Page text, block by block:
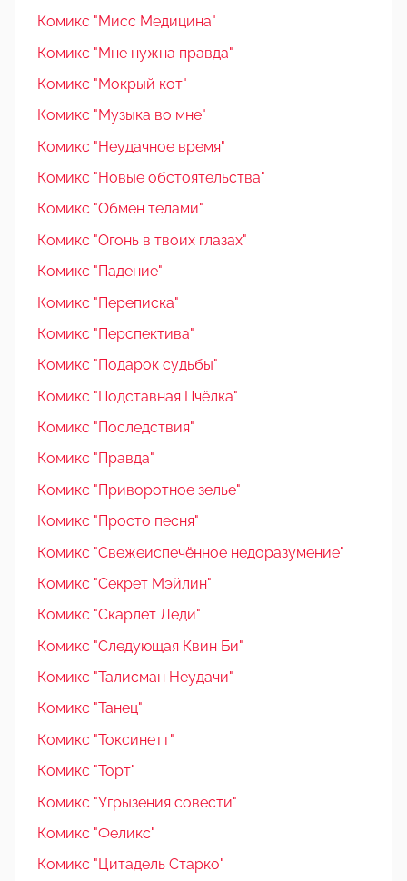
Комикс "Мисс Медицина"
Комикс "Мне нужна правда"
Комикс "Мокрый кот"
Комикс "Музыка во мне"
Комикс "Неудачное время"
Комикс "Новые обстоятельства"
Комикс "Обмен телами"
Комикс "Огонь в твоих глазах"
Комикс "Падение"
Комикс "Переписка"
Комикс "Перспектива"
Комикс "Подарок судьбы"
Комикс "Подставная Пчёлка"
Комикс "Последствия"
Комикс "Правда"
Комикс "Приворотное зелье"
Комикс "Просто песня"
Комикс "Свежеиспечённое недоразумение"
Комикс "Секрет Мэйлин"
Комикс "Скарлет Леди"
Комикс "Следующая Квин Би"
Комикс "Талисман Неудачи"
Комикс "Танец"
Комикс "Токсинетт"
Комикс "Торт"
Комикс "Угрызения совести"
Комикс "Феликс"
Комикс "Цитадель Старко"